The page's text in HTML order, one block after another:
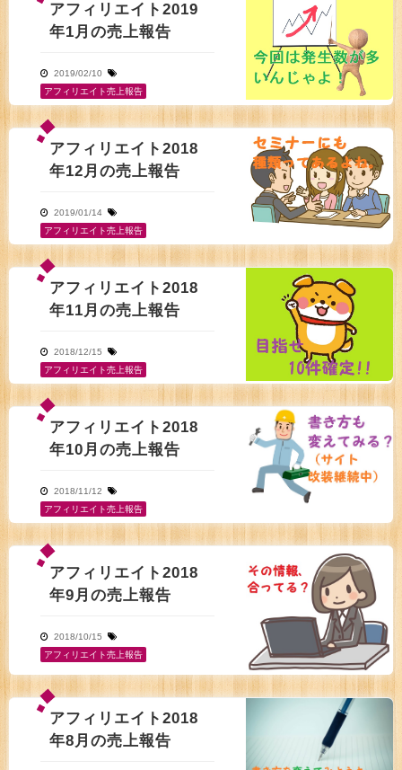
アフィリエイト2019
年1月の売上報告
2019/02/10
アフィリエイト売上報告
アフィリエイト2018
年12月の売上報告
2019/01/14
アフィリエイト売上報告
アフィリエイト2018
年11月の売上報告
2018/12/15
アフィリエイト売上報告
アフィリエイト2018
年10月の売上報告
2018/11/12
アフィリエイト売上報告
アフィリエイト2018
年9月の売上報告
2018/10/15
アフィリエイト売上報告
アフィリエイト2018
年8月の売上報告